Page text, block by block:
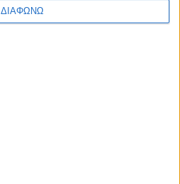
ΔΙΑΦΩΝΩ